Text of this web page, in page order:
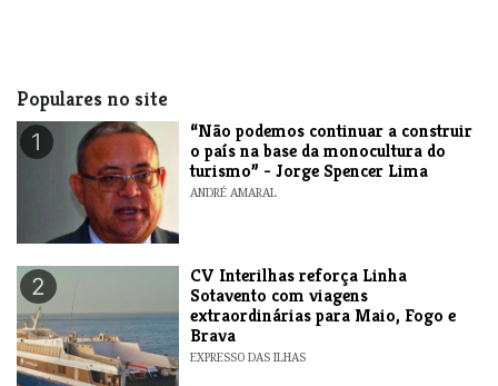
Populares no site
1
“Não podemos continuar a construir
o país na base da monocultura do
turismo” - Jorge Spencer Lima
ANDRÉ AMARAL
2
​CV Interilhas reforça Linha
Sotavento com viagens
extraordinárias para Maio, Fogo e
Brava
EXPRESSO DAS ILHAS